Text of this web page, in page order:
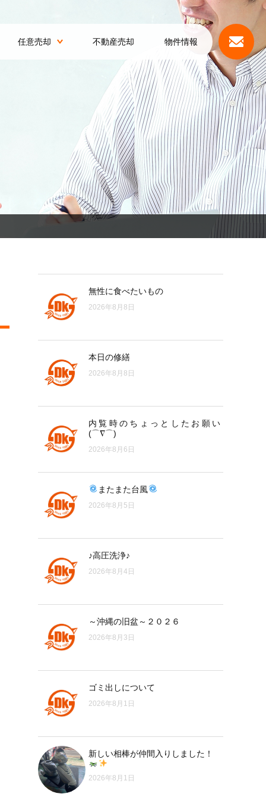
任意売却 不動産売却 物件情報
無性に食べたいもの
2026年8月8日
本日の修繕
2026年8月8日
内覧時のちょっとしたお願い
(⌒∇⌒)
2026年8月6日
またまた台風
2026年8月5日
♪高圧洗浄♪
2026年8月4日
～沖縄の旧盆～２０２６
2026年8月3日
ゴミ出しについて
2026年8月1日
新しい相棒が仲間入りしました！
2026年8月1日